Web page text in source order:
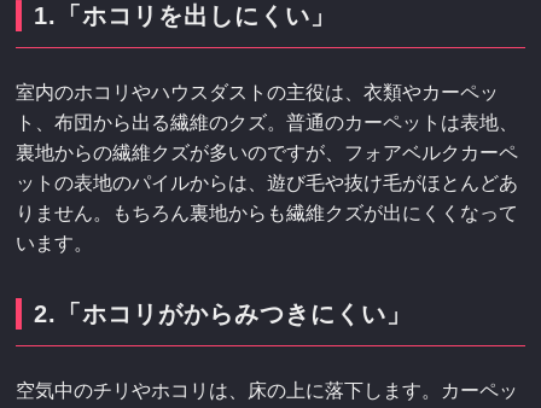
1.「ホコリを出しにくい」
室内のホコリやハウスダストの主役は、衣類やカーペッ
ト、布団から出る繊維のクズ。普通のカーペットは表地、
裏地からの繊維クズが多いのですが、フォアベルクカーペ
ットの表地のパイルからは、遊び毛や抜け毛がほとんどあ
りません。もちろん裏地からも繊維クズが出にくくなって
います。
2.「ホコリがからみつきにくい」
空気中のチリやホコリは、床の上に落下します。カーペッ